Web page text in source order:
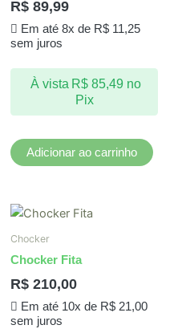
R$ 89,99
Em até 8x de R$11,25
sem juros
À vista R$ 85,49 no
Pix
Adicionar ao carrinho
Chocker
Chocker Fita
R$ 210,00
Em até 10x de R$21,00
sem juros